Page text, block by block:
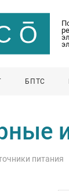
БПТС
питания